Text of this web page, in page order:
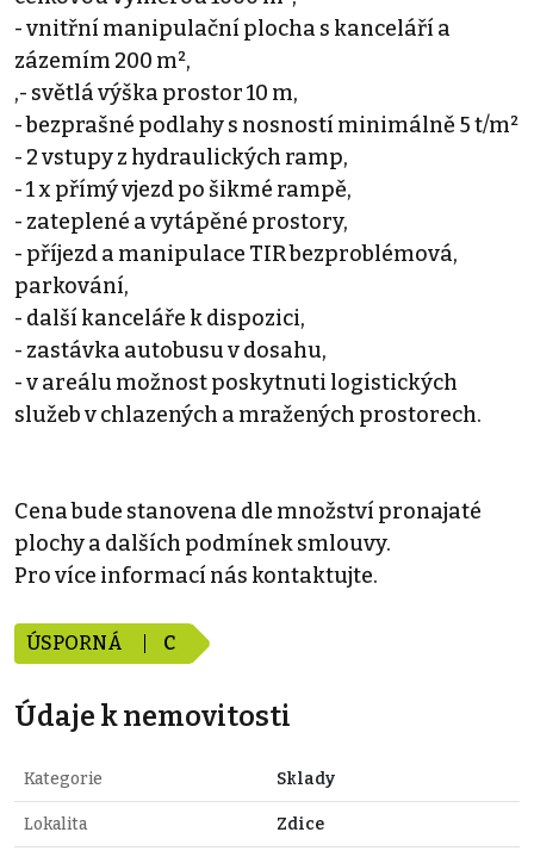
- vnitřní manipulační plocha s kanceláří a
zázemím 200 m²,
,- světlá výška prostor 10 m,
- bezprašné podlahy s nosností minimálně 5 t/m²
- 2 vstupy z hydraulických ramp,
- 1 x přímý vjezd po šikmé rampě,
- zateplené a vytápěné prostory,
- příjezd a manipulace TIR bezproblémová,
parkování,
- další kanceláře k dispozici,
- zastávka autobusu v dosahu,
- v areálu možnost poskytnuti logistických
služeb v chlazených a mražených prostorech.
Cena bude stanovena dle množství pronajaté
plochy a dalších podmínek smlouvy.
Pro více informací nás kontaktujte.
ÚSPORNÁ C
Údaje k nemovitosti
Kategorie Sklady
Lokalita Zdice